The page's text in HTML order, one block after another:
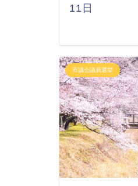
11日
市議会議員選挙